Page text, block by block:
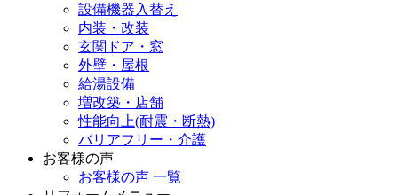
設備機器入替え
内装・改装
玄関ドア・窓
外壁・屋根
給湯設備
増改築・店舗
性能向上(耐震・断熱)
バリアフリー・介護
お客様の声
お客様の声 一覧